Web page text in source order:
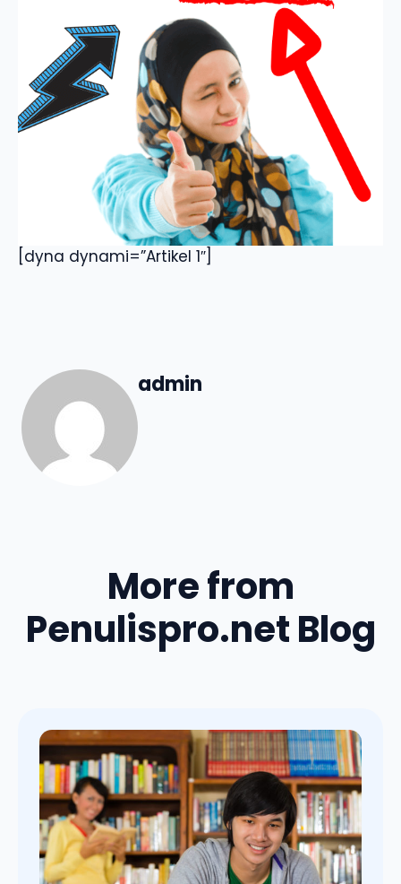
[dyna dynami=”Artikel 1″]
admin
More from
Penulispro.net Blog